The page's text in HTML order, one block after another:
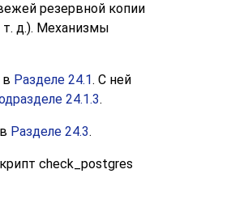
резервной копии
д.). Механизмы
Разделе 24.1. С ней
24.1.3.
Разделе 24.3.
check_postgres